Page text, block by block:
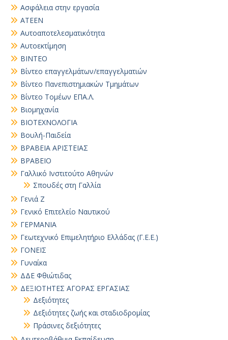
Ασφάλεια στην εργασία
ΑΤΕΕΝ
Αυτοαποτελεσματικότητα
Αυτοεκτίμηση
ΒΙΝΤΕΟ
Βίντεο επαγγελμάτων/επαγγελματιών
Βίντεο Πανεπιστημιακών Τμημάτων
Βίντεο Τομέων ΕΠΑ.Λ.
Βιομηχανία
ΒΙΟΤΕΧΝΟΛΟΓΙΑ
Βουλή-Παιδεία
ΒΡΑΒΕΙΑ ΑΡΙΣΤΕΙΑΣ
ΒΡΑΒΕΙΟ
Γαλλικό Ινστιτούτο Αθηνών
Σπουδές στη Γαλλία
Γενιά Ζ
Γενικό Επιτελείο Ναυτικού
ΓΕΡΜΑΝΙΑ
Γεωτεχνικό Επιμελητήριο Ελλάδας (Γ.Ε.Ε.)
ΓΟΝΕΙΣ
Γυναίκα
ΔΔΕ Φθιώτιδας
ΔΕΞΙΟΤΗΤΕΣ ΑΓΟΡΑΣ ΕΡΓΑΣΙΑΣ
Δεξιότητες
Δεξιότητες ζωής και σταδιοδρομίας
Πράσινες δεξιότητες